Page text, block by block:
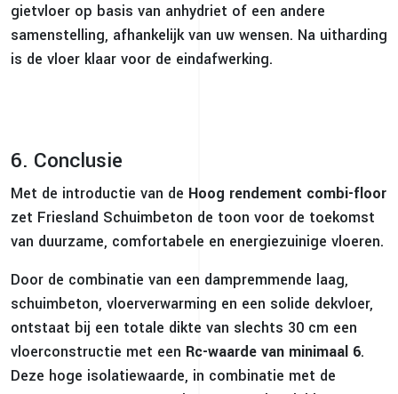
gietvloer op basis van anhydriet of een andere
samenstelling, afhankelijk van uw wensen. Na uitharding
is de vloer klaar voor de eindafwerking.
6. Conclusie
Met de introductie van de Hoog rendement combi-floor
zet Friesland Schuimbeton de toon voor de toekomst
van duurzame, comfortabele en energiezuinige vloeren.
Door de combinatie van een dampremmende laag,
schuimbeton, vloerverwarming en een solide dekvloer,
ontstaat bij een totale dikte van slechts 30 cm een
vloerconstructie met een Rc-waarde van minimaal 6.
Deze hoge isolatiewaarde, in combinatie met de